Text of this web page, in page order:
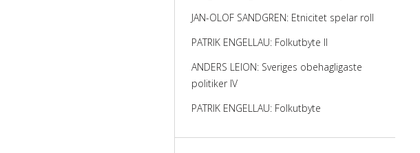
JAN-OLOF SANDGREN: Etnicitet spelar roll
PATRIK ENGELLAU: Folkutbyte II
ANDERS LEION: Sveriges obehagligaste
politiker IV
PATRIK ENGELLAU: Folkutbyte